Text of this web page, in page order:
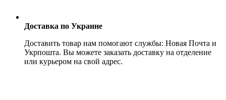
Доставка по Украине
Доставить товар нам помогают службы: Новая Почта и
Укрпошта. Вы можете заказать доставку на отделение
или курьером на свой адрес.